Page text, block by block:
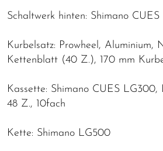
Schaltwerk hinten: Shimano
Kurbelsatz: Prowheel, Aluminium,
Kettenblatt (40 Z.), 170 mm
Kassette: Shimano CUES LG300,
48 Z., 10fach
Kette: Shimano LG500